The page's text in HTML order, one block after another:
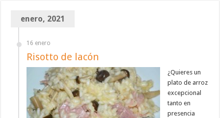
enero, 2021
16 enero
Risotto de lacón
¿Quieres un
plato de arroz
excepcional
tanto en
presencia